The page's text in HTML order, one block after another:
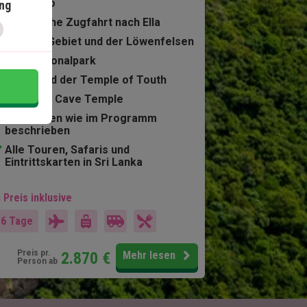
Negombo
Malerische Zugfahrt nach Ella
Sigiriya-Gebiet und der Löwenfelsen
Yala-Nationalpark
Kandy und der Temple of Touth
Dambulla Cave Temple
Mahlzeiten wie im Programm
beschrieben
Alle Touren, Safaris und
Eintrittskarten in Sri Lanka
Preis inklusive
Tage
Preis pr.
Person ab 2.870 € Mehr lesen